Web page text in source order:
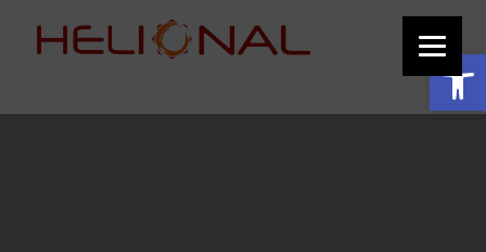
Ανοίξτε τη γραμμή εργαλείων
echo '
'; } add_action('wp_footer', 'add_custom_image_to_footer');